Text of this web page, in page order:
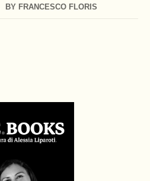
BY FRANCESCO FLORIS